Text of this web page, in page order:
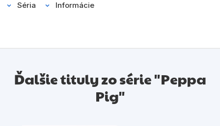
Séria Informácie
Ďalšie tituly zo série "Peppa
Pig"